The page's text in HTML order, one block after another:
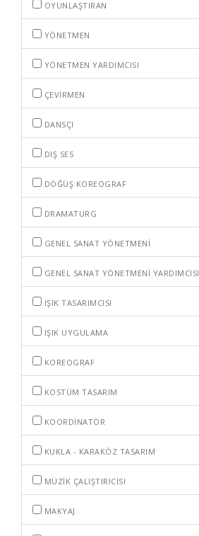
OYUNLAŞTIRAN
YÖNETMEN
YÖNETMEN YARDIMCISI
ÇEVIRMEN
DANSÇI
DIŞ SES
DÖĞÜŞ KOREOGRAF
DRAMATURG
GENEL SANAT YÖNETMENI
GENEL SANAT YÖNETMENI YARDIMCISI
IŞIK TASARIMCISI
IŞIK UYGULAMA
KOREOGRAF
KOSTÜM TASARIM
KOORDINATÖR
KUKLA - KARAKÖZ TASARIM
MÜZIK ÇALIŞTIRICISI
MAKYAJ